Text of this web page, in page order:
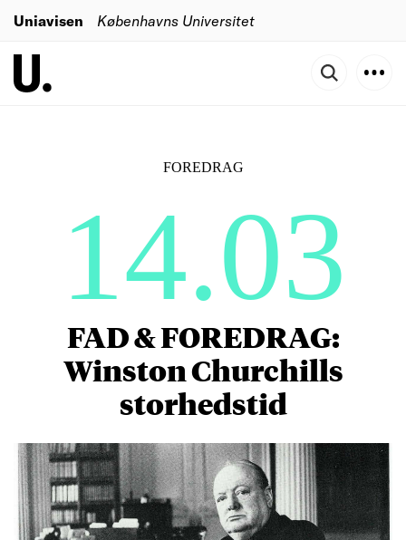
Uniavisen Københavns Universitet
FOREDRAG
14.03
FAD & FOREDRAG:
Winston Churchills
storhedstid